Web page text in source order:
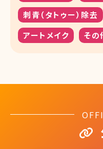
刺青（タトゥー）除去
アートメイク
その